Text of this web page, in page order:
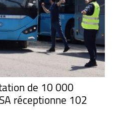
de 10 000
réceptionne 102